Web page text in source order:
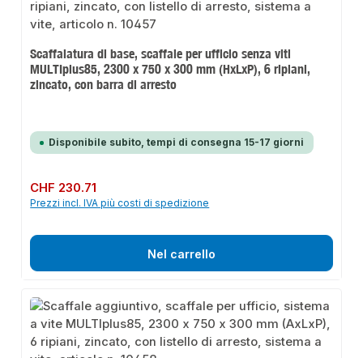
Scaffalatura di base, scaffale per ufficio senza viti
MULTIplus85, 2300 x 750 x 300 mm (HxLxP), 6 ripiani,
zincato, con barra di arresto
Disponibile subito, tempi di consegna 15-17 giorni
Prezzo normale:
CHF 230.71
Prezzi incl. IVA più costi di spedizione
Nel carrello